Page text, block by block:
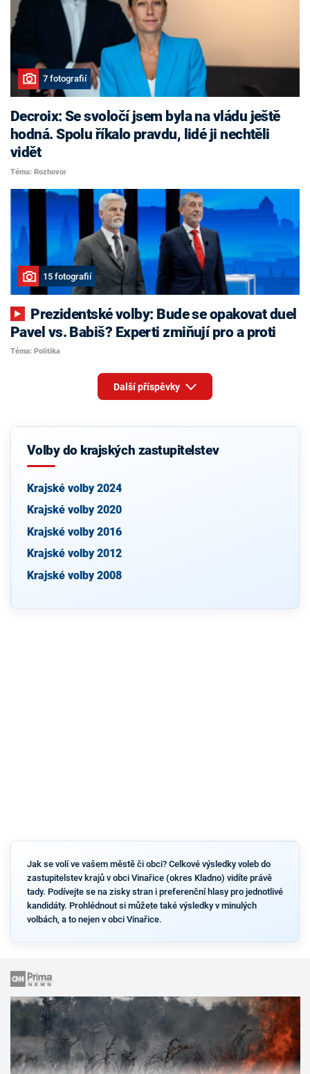
7 fotografií
Decroix: Se svoločí jsem byla na vládu ještě
hodná. Spolu říkalo pravdu, lidé ji nechtěli
vidět
Téma: Rozhovor
15 fotografií
Pavel vs. Babiš? Experti zmiňují pro a proti
Téma: Politika
Další příspěvky
Volby do krajských zastupitelstev
Krajské volby 2024
Krajské volby 2020
Krajské volby 2016
Krajské volby 2012
Krajské volby 2008
Jak se volí ve vašem městě či obci? Celkové výsledky voleb do
zastupitelstev krajů v obci Vinařice (okres Kladno) vidíte právě
tady. Podívejte se na zisky stran i preferenční hlasy pro jednotlivé
kandidáty. Prohlédnout si můžete také výsledky v minulých
volbách, a to nejen v obci Vinařice.